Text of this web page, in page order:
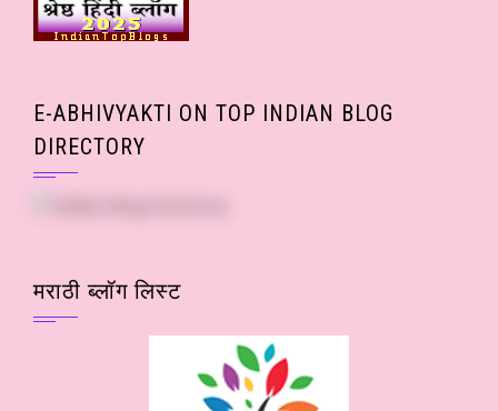
E-ABHIVYAKTI ON TOP INDIAN BLOG
DIRECTORY
मराठी ब्लॉग लिस्ट